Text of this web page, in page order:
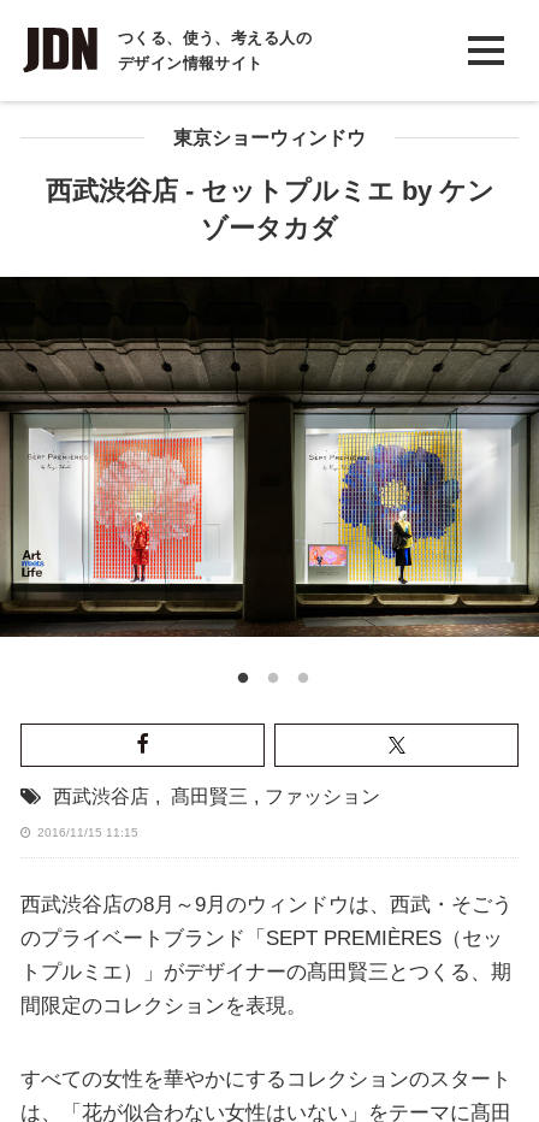
つくる、使う、考える人の
デザイン情報サイト
INTERVIEW
インタビュー
REPORT東京ショーウィンドウ
西武渋谷店 - セットプルミエ by ケン
ゾータカダ
西武渋谷店 , 髙田賢三 , ファッション
2016/11/15 11:15
西武渋谷店の8月～9月のウィンドウは、西武・そごう
のプライベートブランド「SEPT PREMIÈRES（セッ
トプルミエ）」がデザイナーの髙田賢三とつくる、期
間限定のコレクションを表現。
すべての女性を華やかにするコレクションのスタート
は、「花が似合わない女性はいない」をテーマに髙田